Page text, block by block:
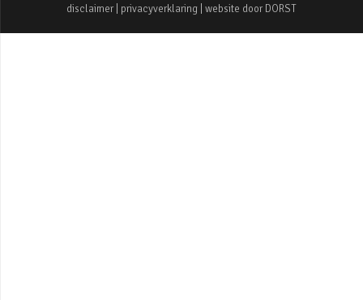
disclaimer
privacyverklaring | website door DORST